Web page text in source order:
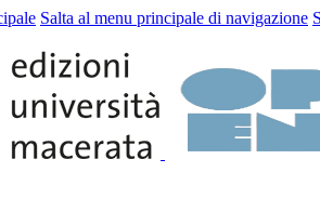
Salta al menu principale di navigazione